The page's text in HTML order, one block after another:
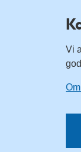
Vi